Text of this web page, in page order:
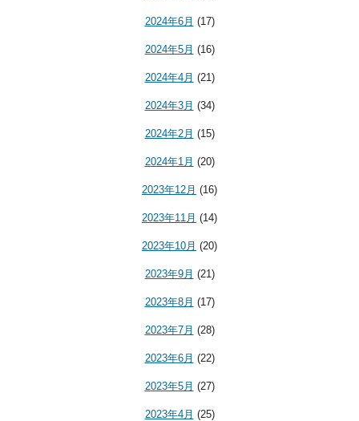
2024年6月 (17)
2024年5月 (16)
2024年4月 (21)
2024年3月 (34)
2024年2月 (15)
2024年1月 (20)
2023年12月 (16)
2023年11月 (14)
2023年10月 (20)
2023年9月 (21)
2023年8月 (17)
2023年7月 (28)
2023年6月 (22)
2023年5月 (27)
2023年4月 (25)